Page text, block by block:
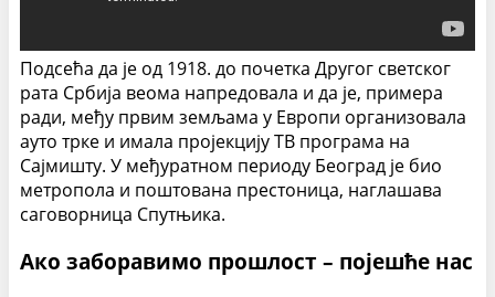
Подсећа да је од 1918. до почетка Другог светског
рата Србија веома напредовала и да је, примера
ради, међу првим земљама у Европи организовала
ауто трке и имала пројекцију ТВ програма на
Сајмишту. У међуратном периоду Београд је био
метропола и поштована престоница, наглашава
саговорница Спутњика.
Ако заборавимо прошлост – појешће нас